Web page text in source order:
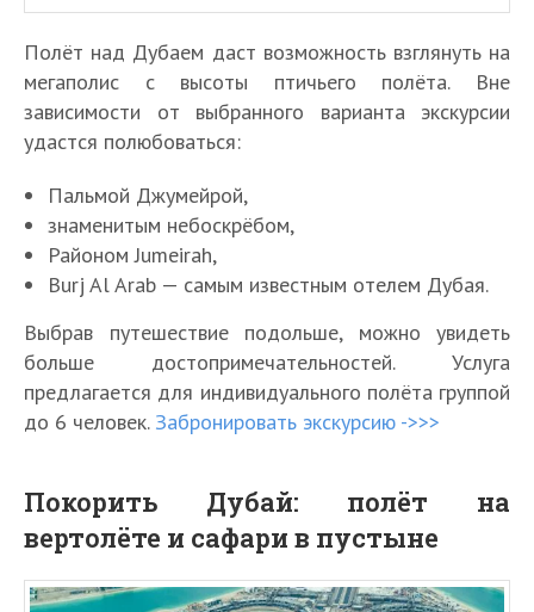
Полёт над Дубаем даст возможность взглянуть на
мегаполис с высоты птичьего полёта. Вне
зависимости от выбранного варианта экскурсии
удастся полюбоваться:
Пальмой Джумейрой,
знаменитым небоскрёбом,
Районом Jumeirah,
Burj Al Arab — самым известным отелем Дубая.
Выбрав путешествие подольше, можно увидеть
больше достопримечательностей. Услуга
предлагается для индивидуального полёта группой
до 6 человек. Забронировать экскурсию ->>>
Покорить Дубай: полёт на
вертолёте и сафари в пустыне